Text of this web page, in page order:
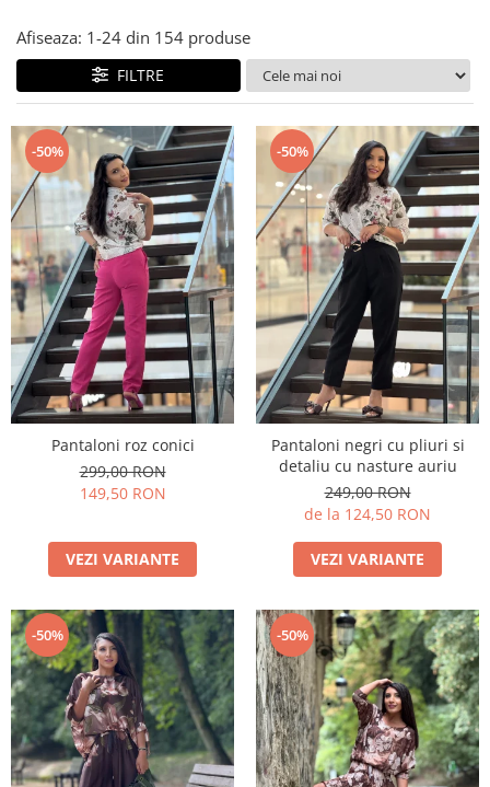
Afiseaza: 1-24 din 154 produse
FILTRE
-50%
Pantaloni roz conici
299,00 RON
149,50 RON
VEZI VARIANTE
-50%
Pantaloni negri cu pliuri si
detaliu cu nasture auriu
249,00 RON
de la 124,50 RON
VEZI VARIANTE
-50% -50%